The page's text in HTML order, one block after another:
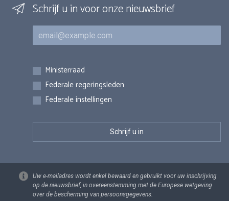
Schrijf u in voor onze nieuwsbrief
E-mail
Inschrijvingen
Ministerraad
Federale regeringsleden
Federale instellingen
Uw e-mailadres wordt enkel bewaard en gebruikt voor uw inschrijving
op de nieuwsbrief, in overeenstemming met de Europese wetgeving
over de bescherming van persoonsgegevens.